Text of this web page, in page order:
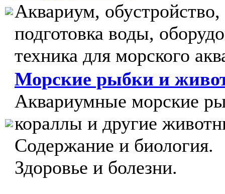
Аквариум, обустройство,
подготовка воды,
техника для морского
Морские рыбки и
Аквариумные морские
кораллы и другие
Содержание и биология.
Здоровье и болезни.